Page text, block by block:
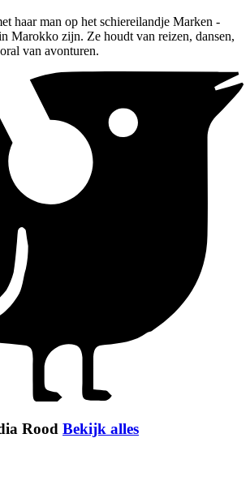
haar man op het schiereilandje Marken -
Marokko zijn. Ze houdt van reizen, dansen,
van avonturen.
Rood Bekijk alles